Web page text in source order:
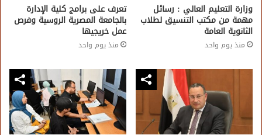
وزارة التعليم العالي : رسائل
مهمة من مكتب التنسيق لطلاب
الثانوية العامة
منذ يوم واحد
تعرف على برامج كلية الإدارة
بالجامعة المصرية الروسية وفرص
عمل خريجيها
منذ يوم واحد